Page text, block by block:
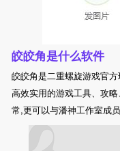
皎皎角是什么软件
皎皎角是二重螺旋游戏官
高效实用的游戏工具、攻
常,更可以与潘神工作室成